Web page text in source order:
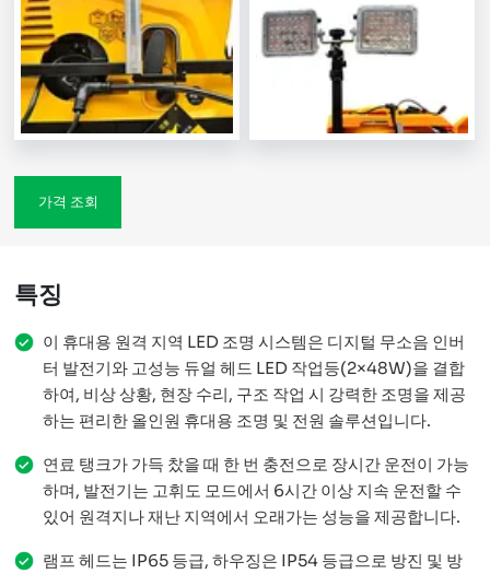
가격 조회
특징
이 휴대용 원격 지역 LED 조명 시스템은 디지털 무소음 인버
터 발전기와 고성능 듀얼 헤드 LED 작업등(2×48W)을 결합
하여, 비상 상황, 현장 수리, 구조 작업 시 강력한 조명을 제공
하는 편리한 올인원 휴대용 조명 및 전원 솔루션입니다.
연료 탱크가 가득 찼을 때 한 번 충전으로 장시간 운전이 가능
하며, 발전기는 고휘도 모드에서 6시간 이상 지속 운전할 수
있어 원격지나 재난 지역에서 오래가는 성능을 제공합니다.
램프 헤드는 IP65 등급, 하우징은 IP54 등급으로 방진 및 방